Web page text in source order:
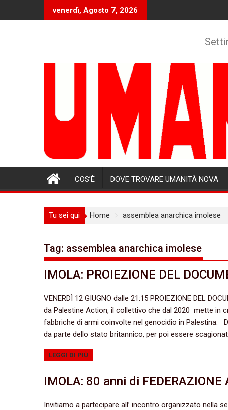
venerdì, Agosto 7, 2026
COS’È DOVE TROVARE UMANITÀ NOVA
Tu sei qui Home assemblea anarchica imolese
Tag: assemblea anarchica imolese
IMOLA: PROIEZIONE DEL
VENERDÌ 12 GIUGNO dalle 21:15 PROIEZIONE DEL
da Palestine Action, il collettivo che dal 2020 mette in
fabbriche di armi coinvolte nel genocidio in Palestina.
da parte dello stato britannico, per poi essere
LEGGI DI PIÙ
IMOLA: 80 anni di
Invitiamo a partecipare all’ incontro organizzato nella